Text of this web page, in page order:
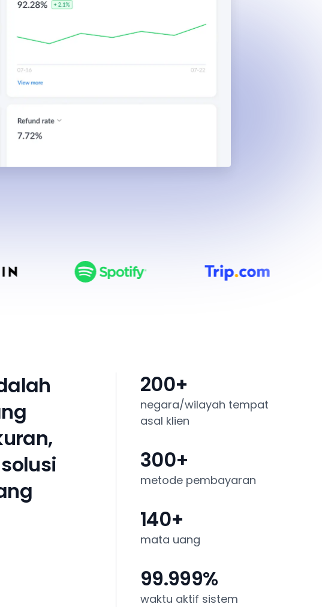
alah
ng
uran,
solusi
ng
200+
negara/wilayah tempat
asal klien
300+
metode pembayaran
140+
mata uang
99.999%
waktu aktif sistem